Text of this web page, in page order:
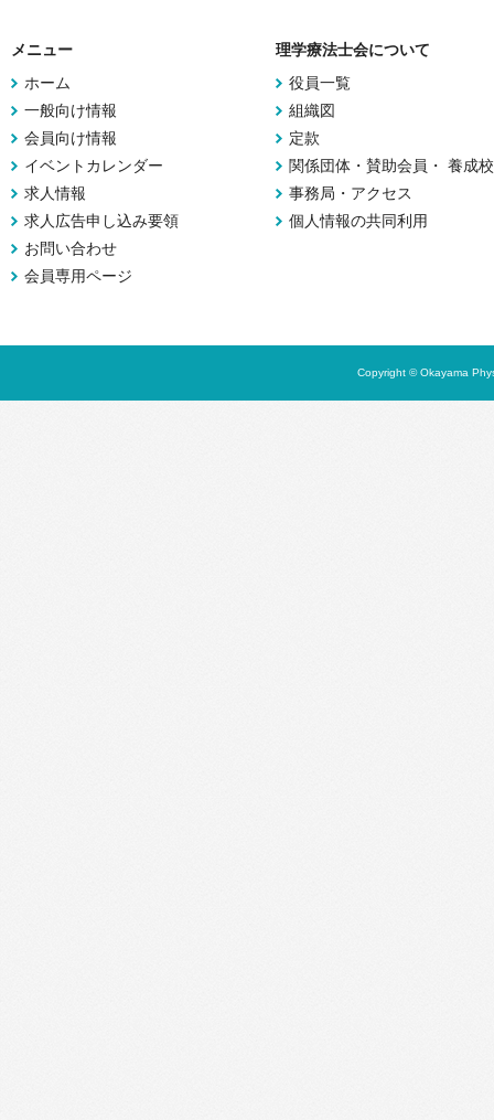
メニュー
ホーム
一般向け情報
会員向け情報
イベントカレンダー
求人情報
求人広告申し込み要領
お問い合わせ
会員専用ページ
理学療法士会について
役員一覧
組織図
定款
関係団体・賛助会員・ 養成校
事務局・アクセス
個人情報の共同利用
Copyright © Okayama